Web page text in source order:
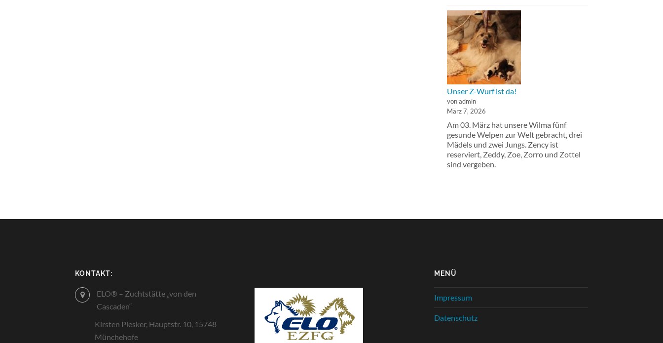
Unser Z-Wurf ist da!
von admin
März 7, 2026
Am 03. März hat unsere Wilma fünf
gesunde Welpen zur Welt gebracht, drei
Mädels und zwei Jungs. Zency ist
reserviert, Zeddy, Zoe, Zorro und Zottel
sind vergeben.
KONTAKT:
ELO® – Zuchtstätte „von den
Cascaden“
Kirsten Piesker, Hauptstr. 10, 15748
Münchehofe
MENÜ
Impressum
Datenschutz